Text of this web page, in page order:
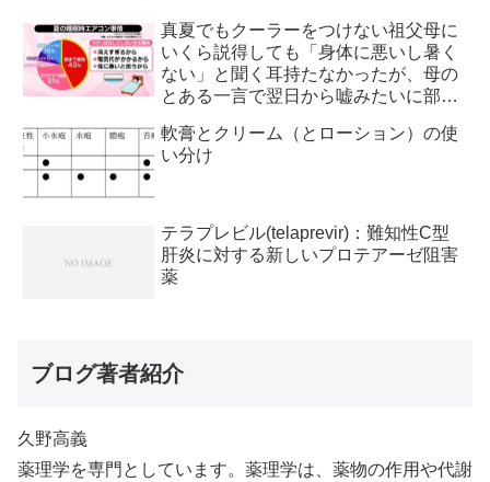
真夏でもクーラーをつけない祖父母に
いくら説得しても「身体に悪いし暑く
ない」と聞く耳持たなかったが、母の
とある一言で翌日から嘘みたいに部屋
軟膏とクリーム（とローション）の使
い分け
テラプレビル(telaprevir)：難知性C型
肝炎に対する新しいプロテアーゼ阻害
薬
ブログ著者紹介
久野高義
薬理学を専門としています。薬理学は、薬物の作用や代謝